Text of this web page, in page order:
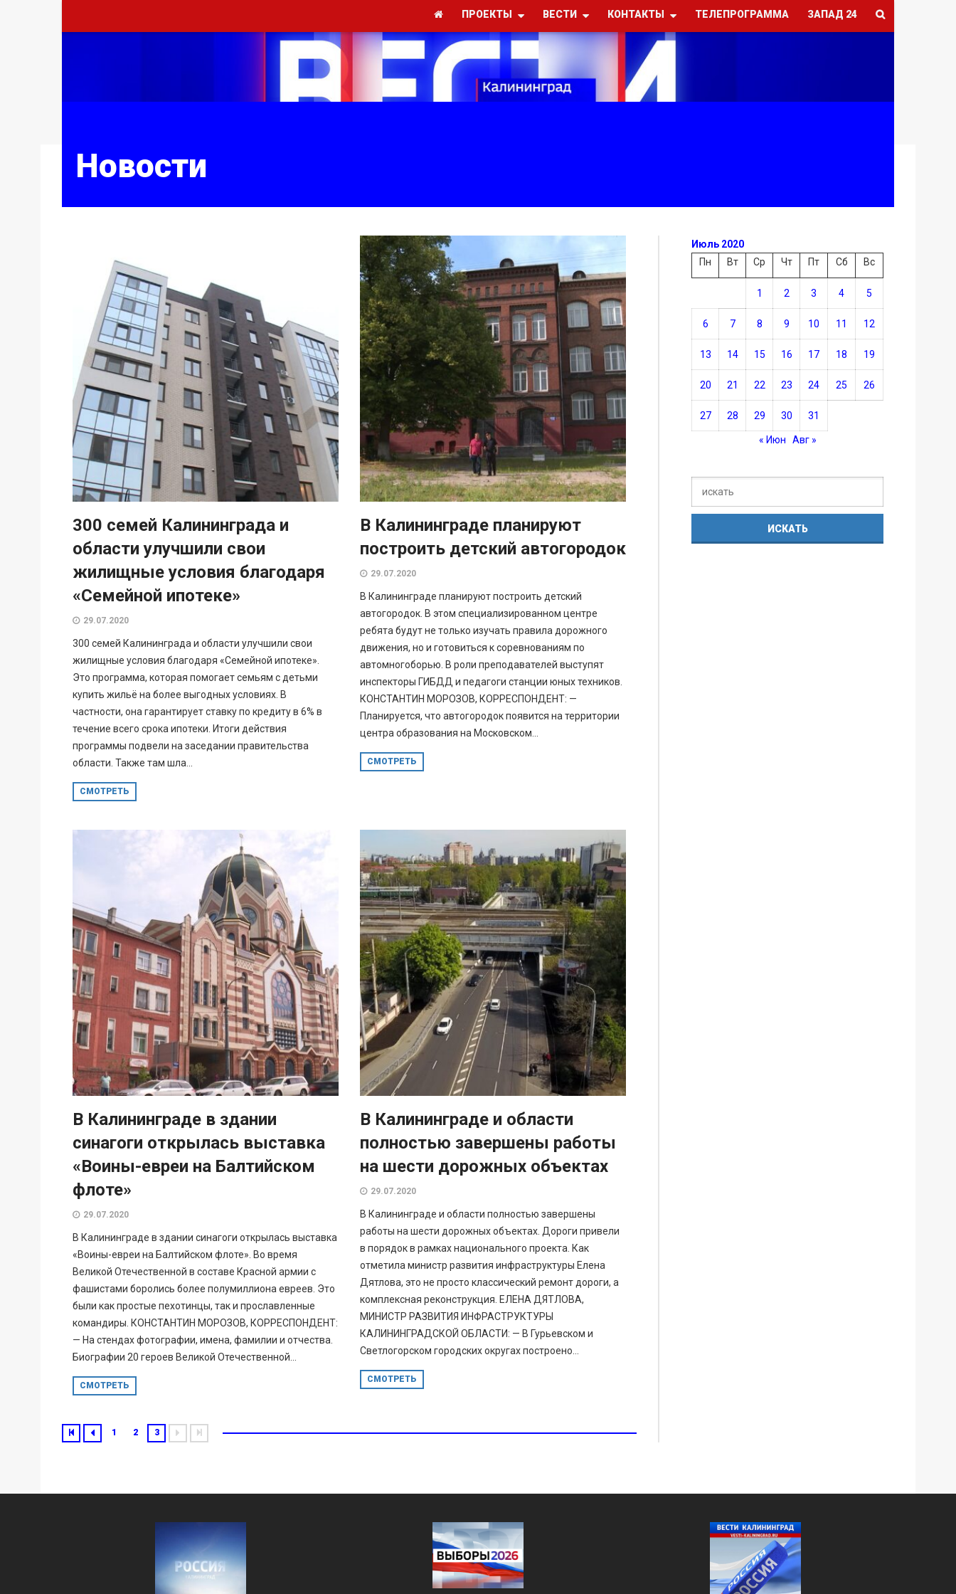
ПРОЕКТЫ ВЕСТИ КОНТАКТЫ ТЕЛЕПРОГРАММА ЗАПАД 24
Новости
300 семей Калининграда и
области улучшили свои
жилищные условия благодаря
«Семейной ипотеке»
29.07.2020
300 семей Калининграда и области улучшили свои
жилищные условия благодаря «Семейной ипотеке».
Это программа, которая помогает семьям с детьми
купить жильё на более выгодных условиях. В
частности, она гарантирует ставку по кредиту в 6% в
течение всего срока ипотеки. Итоги действия
программы подвели на заседании правительства
области. Также там шла...
СМОТРЕТЬ
В Калининграде планируют
построить детский автогородок
29.07.2020
В Калининграде планируют построить детский
автогородок. В этом специализированном центре
ребята будут не только изучать правила дорожного
движения, но и готовиться к соревнованиям по
автомногоборью. В роли преподавателей выступят
инспекторы ГИБДД и педагоги станции юных техников.
КОНСТАНТИН МОРОЗОВ, КОРРЕСПОНДЕНТ: —
Планируется, что автогородок появится на территории
центра образования на Московском...
СМОТРЕТЬ
В Калининграде в здании
синагоги открылась выставка
«Воины-евреи на Балтийском
флоте»
29.07.2020
В Калининграде в здании синагоги открылась выставка
«Воины-евреи на Балтийском флоте». Во время
Великой Отечественной в составе Красной армии с
фашистами боролись более полумиллиона евреев. Это
были как простые пехотинцы, так и прославленные
командиры. КОНСТАНТИН МОРОЗОВ, КОРРЕСПОНДЕНТ:
— На стендах фотографии, имена, фамилии и отчества.
Биографии 20 героев Великой Отечественной...
СМОТРЕТЬ
В Калининграде и области
полностью завершены работы
на шести дорожных объектах
29.07.2020
В Калининграде и области полностью завершены
работы на шести дорожных объектах. Дороги привели
в порядок в рамках национального проекта. Как
отметила министр развития инфраструктуры Елена
Дятлова, это не просто классический ремонт дороги, а
комплексная реконструкция. ЕЛЕНА ДЯТЛОВА,
МИНИСТР РАЗВИТИЯ ИНФРАСТРУКТУРЫ
КАЛИНИНГРАДСКОЙ ОБЛАСТИ: — В Гурьевском и
Светлогорском городских округах построено...
СМОТРЕТЬ
1 2 3
Июль 2020
Пн
Вт Ср Чт Пт Сб Вс
1 2 3 4 5
6 7 8 9 10 11 12
13 14 15 16 17 18 19
20 21 22 23 24 25 26
27 28 29 30 31
« Июн Авг »